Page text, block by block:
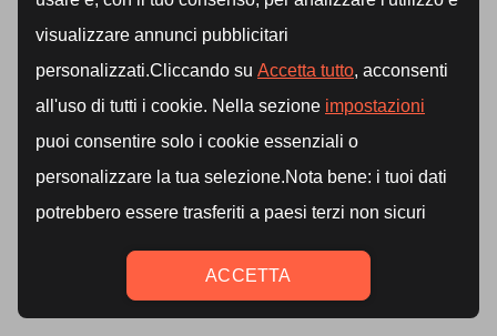
Quando e come integrare
magnesio e potassio
non è
necessaria per tutti, ma in alcune condizioni può
essere un supporto utile: chi pratica attività fisica con
regolarità, chi suda molto per motivi lavorativi o
sintomi ricorrenti come crampi e stanchezza può
beneficiarne.